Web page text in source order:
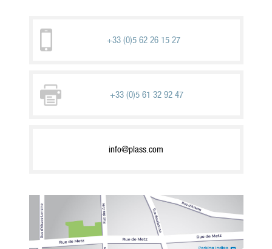
+33 (0)5 62 26 15 27
+33 (0)5 61 32 92 47
info@plass.com